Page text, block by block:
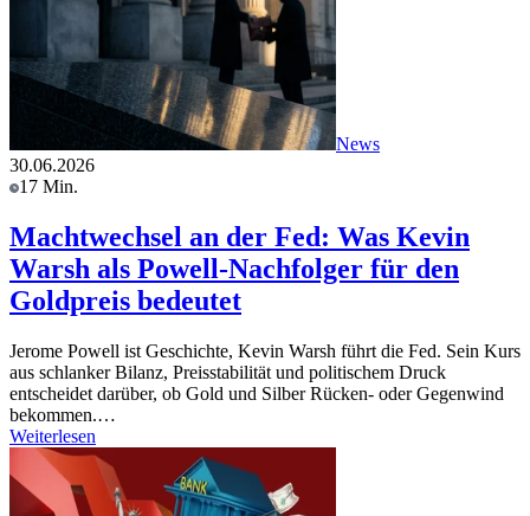
News
30.06.2026
17 Min.
Machtwechsel an der Fed: Was Kevin
Warsh als Powell-Nachfolger für den
Goldpreis bedeutet
Jerome Powell ist Geschichte, Kevin Warsh führt die Fed. Sein Kurs
aus schlanker Bilanz, Preisstabilität und politischem Druck
entscheidet darüber, ob Gold und Silber Rücken- oder Gegenwind
bekommen.…
Weiterlesen